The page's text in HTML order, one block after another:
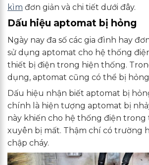
kìm đơn giản và chi tiết dưới đây.
Dấu hiệu aptomat bị hỏng
Ngày nay đa số các gia đình hay
sử dụng aptomat cho hệ thống
thiết bị điện trong hiện thống.
dụng, aptomat cũng có thể bị
Dấu hiệu nhận biết aptomat bị
chính là hiện tượng aptomat bị
này khiến cho hệ thống điện trong
xuyên bị mất. Thậm chí có trường
chập cháy.